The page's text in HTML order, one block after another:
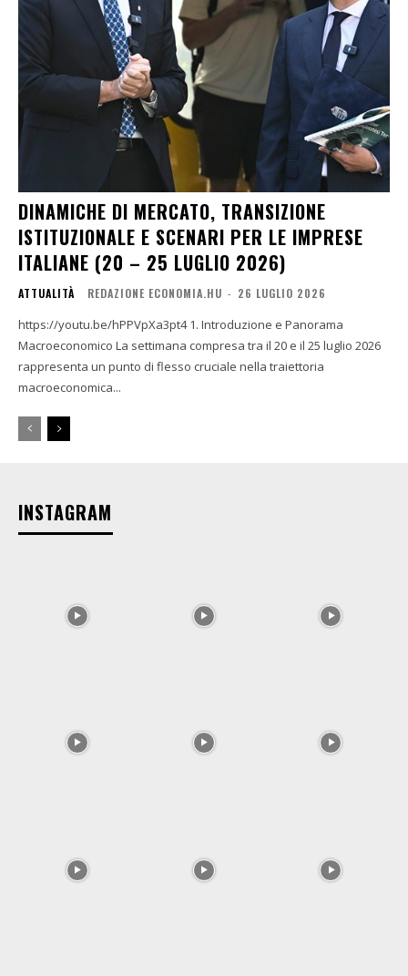
DINAMICHE DI MERCATO, TRANSIZIONE
ISTITUZIONALE E SCENARI PER LE IMPRESE
ITALIANE (20 – 25 LUGLIO 2026)
ATTUALITÀ REDAZIONE ECONOMIA.HU - 26 LUGLIO 2026
https://youtu.be/hPPVpXa3pt4 1. Introduzione e Panorama
Macroeconomico La settimana compresa tra il 20 e il 25 luglio 2026
rappresenta un punto di flesso cruciale nella traiettoria
macroeconomica...
INSTAGRAM